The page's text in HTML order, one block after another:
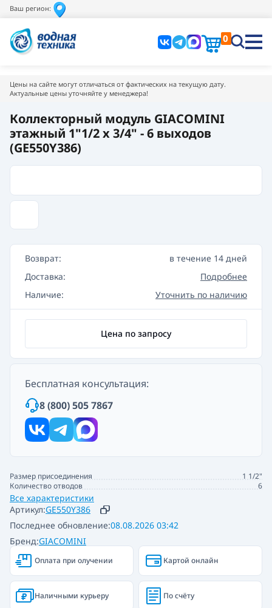
Ваш регион:
0
Цены на сайте могут отличаться от фактических на текущую дату.
Актуальные цены уточняйте у менеджера!
Коллекторный модуль GIACOMINI
этажный 1"1/2 х 3/4" - 6 выходов
(GE550Y386)
Артикул:GE550Y386
Бренд:GIACOMINI
Последнее обновление:08.08.2026 03:42
Размер присоединения
1 1/2"
Количество отводов
6
Все характеристики
Возврат:
в течение 14 дней
Доставка:
Подробнее
Наличие:
Уточнить по наличию
Цена по запросу
Бесплатная консультация:
8 (800) 505 7867
Оплата при олучении Картой онлайн
Наличными курьеру По счёту